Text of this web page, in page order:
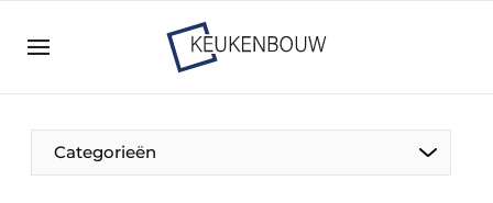
Bedrijven
Bedrijven
Categorieën